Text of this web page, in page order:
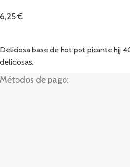
6,25€
Deliciosa base de hot pot picante hjj
deliciosas.
Métodos de pago: